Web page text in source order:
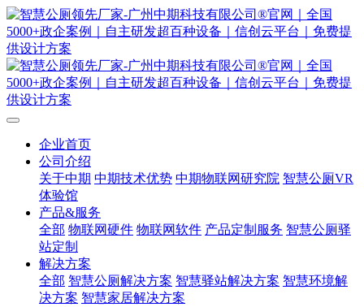
企业首页
公司介绍
关于中期 中期技术优势 中期物联网研究院 智慧公厕VR
体验馆
产品&服务
全部 物联网硬件 物联网软件 产品定制服务 智慧公厕驿
站定制
解决方案
全部 智慧公厕解决方案 智慧驿站解决方案 智慧环境解
决方案 智慧家居解决方案